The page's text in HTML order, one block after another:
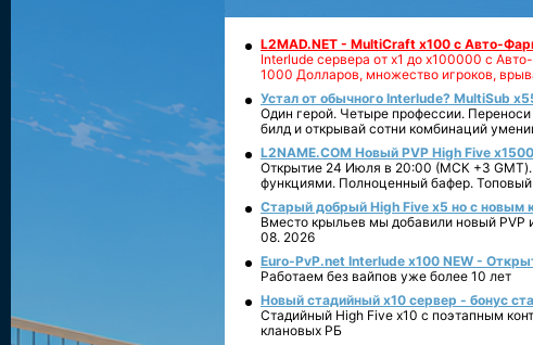
L2MAD.NET - MultiCraft x100 с Авто-
Interlude сервера от х1 до х100000 с
1000 Долларов, множество игроков,
Устал от обычного Interlude? MultiSub
Один герой. Четыре профессии.
билд и открывай сотни комбинаций
L2NAME.COM Новый PVP High Five
Открытие 24 Июля в 20:00 (МСК +3
функциями. Полноценный бафер.
Старый добрый High Five x5 но с новым
Вместо крыльев мы добавили новый PVP
08. 2026
Euro-PvP.net Interlude х100 NEW -
Работаем без вайпов уже более 10 лет
Новый стадийный х10 сервер - бонус
Стадийный High Five x10 с поэтапным
клановых РБ